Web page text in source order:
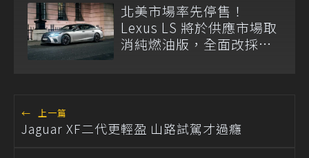
北美市場率先停售！
Lexus LS 將於供應市場取
消純燃油版，全面改採單
← 上一篇
Jaguar XF二代更輕盈 山路試駕才過癮